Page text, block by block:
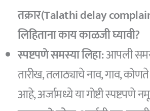
तक्रार(Talathi delay
लिहिताना काय काळजी घ्यावी?
स्पष्टपणे समस्या लिहा:आपली
तारीख, तलाठ्याचे नाव, गाव,
आहे, अर्जामध्ये या गोष्टी स्पष्टपणे